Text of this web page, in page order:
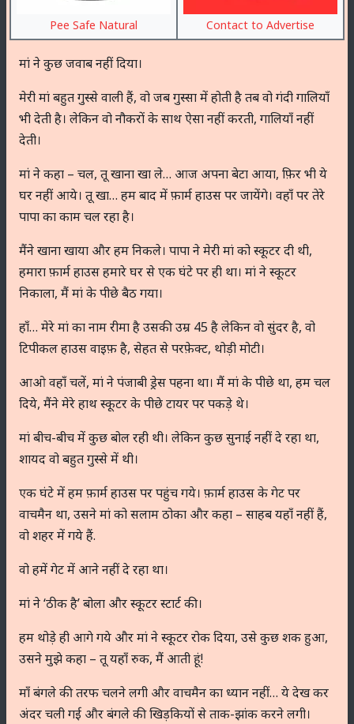
Pee Safe Natural Contact to Advertise
मां ने कुछ जवाब नहीं दिया।
मेरी मां बहुत गुस्से वाली हैं, वो जब गुस्सा में होती है तब वो गंदी गालियाँ
भी देती है। लेकिन वो नौकरों के साथ ऐसा नहीं करती, गालियाँ नहीं
देती।
मां ने कहा – चल, तू खाना खा ले… आज अपना बेटा आया, फ़िर भी ये
घर नहीं आये। तू खा… हम बाद में फ़ार्म हाउस पर जायेंगे। वहाँ पर तेरे
पापा का काम चल रहा है।
मैंने खाना खाया और हम निकले। पापा ने मेरी मां को स्कूटर दी थी,
हमारा फ़ार्म हाउस हमारे घर से एक घंटे पर ही था। मां ने स्कूटर
निकाला, मैं मां के पीछे बैठ गया।
हाँ… मेरे मां का नाम रीमा है उसकी उम्र 45 है लेकिन वो सुंदर है, वो
टिपीकल हाउस वाइफ़ है, सेहत से परफ़ेक्ट, थोड़ी मोटी।
आओ वहाँ चलें, मां ने पंजाबी ड्रेस पहना था। मैं मां के पीछे था, हम चल
दिये, मैंने मेरे हाथ स्कूटर के पीछे टायर पर पकड़े थे।
मां बीच-बीच में कुछ बोल रही थी। लेकिन कुछ सुनाई नहीं दे रहा था,
शायद वो बहुत गुस्से में थी।
एक घंटे में हम फ़ार्म हाउस पर पहुंच गये। फ़ार्म हाउस के गेट पर
वाचमैन था, उसने मां को सलाम ठोका और कहा – साहब यहाँ नहीं हैं,
वो शहर में गये हैं.
वो हमें गेट में आने नहीं दे रहा था।
मां ने ‘ठीक है’ बोला और स्कूटर स्टार्ट की।
हम थोड़े ही आगे गये और मां ने स्कूटर रोक दिया, उसे कुछ शक हुआ,
उसने मुझे कहा – तू यहाँ रुक, मैं आती हूं!
माँ बंगले की तरफ चलने लगी और वाचमैन का ध्यान नहीं… ये देख कर
अंदर चली गई और बंगले की खिड़कियों से ताक-झांक करने लगी।